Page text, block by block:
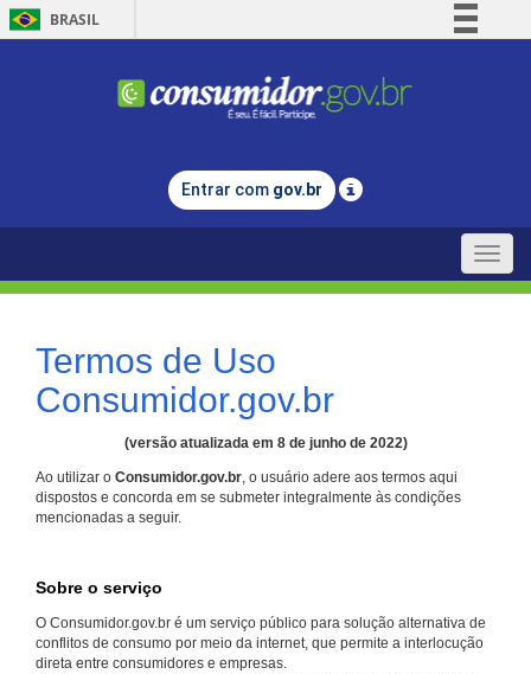
BRASIL
Comunica BR
Legislação
Entrar com gov.br
Toggle
Termos de Uso
Consumidor.gov.br
(versão atualizada em 8 de junho de 2022)
Ao utilizar o Consumidor.gov.br, o usuário adere aos termos aqui
dispostos e concorda em se submeter integralmente às condições
mencionadas a seguir.
Sobre o serviço
O Consumidor.gov.br é um serviço público para solução alternativa de
conflitos de consumo por meio da internet, que permite a interlocução
direta entre consumidores e empresas.